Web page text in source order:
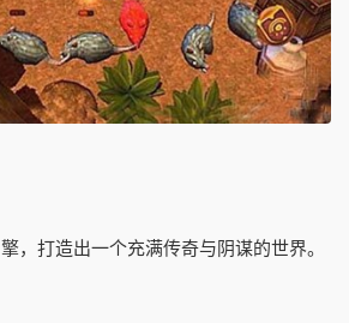
，打造出一个充满传奇与阴谋的世界。